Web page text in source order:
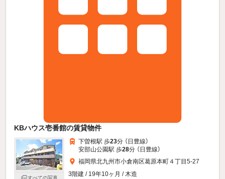
KBハウス壱番館の賃貸物件
すべての写真
下曽根駅 歩23分 （日豊線）
安部山公園駅 歩28分 （日豊線）
福岡県北九州市小倉南区葛原本町４丁目5-27
3階建 / 19年10ヶ月 / 木造